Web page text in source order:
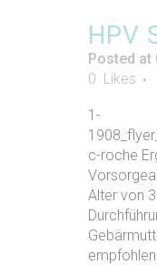
HPV
Posted at
0 Likes
1-
c-roche
Alter von